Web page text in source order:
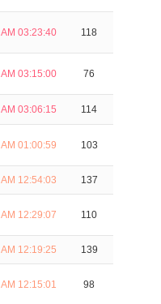
AM 03:23:40 118
AM 03:15:00 76
AM 03:06:15 114
AM 01:00:59 103
AM 12:54:03 137
AM 12:29:07 110
AM 12:19:25 139
AM 12:15:01 98